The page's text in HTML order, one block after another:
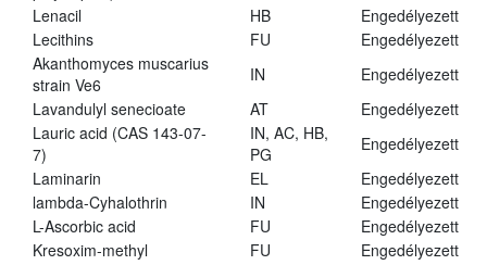
Lenacil
HB
Engedélyezett
Lecithins
FU
Engedélyezett
Akanthomyces muscarius
strain Ve6
IN
Engedélyezett
Lavandulyl senecioate
AT
Engedélyezett
Lauric acid (CAS 143-07-
7)
IN, AC, HB,
PG
Engedélyezett
Laminarin
EL
Engedélyezett
lambda-Cyhalothrin
IN
Engedélyezett
L-Ascorbic acid
FU
Engedélyezett
Kresoxim-methyl
FU
Engedélyezett